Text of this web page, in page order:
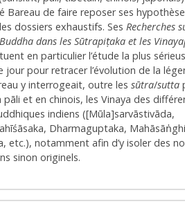
Bareau de faire reposer ses
dossiers exhaustifs. SesRecherches
dans les Sūtrapiṭaka et les
en particulier l’étude la plus
jour pour retracer l’évolution de la
y interrogeait, outre lessūtra/sutta
pāli et en chinois, les Vinaya des
indiens ([Mūla]sarvāstivāda,
Dharmaguptaka,
etc.), notamment afin d’y isoler des
sinon originels.